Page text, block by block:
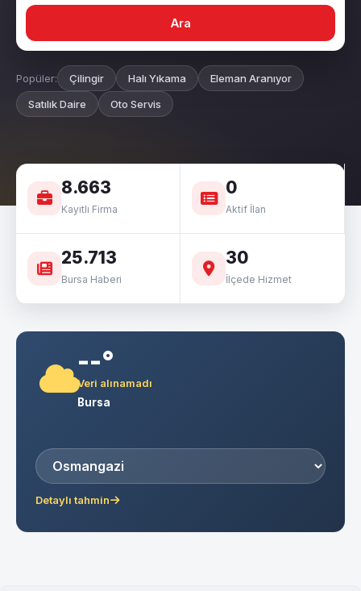
Ara
Popüler: Çilingir Halı Yıkama
Eleman Aranıyor
Satılık Daire
Oto Servis
8.663
Kayıtlı Firma
0
Aktif İlan
25.713
Bursa Haberi
30
İlçede Hizmet
--°
Veri alınamadı
Bursa
Detaylı tahmin